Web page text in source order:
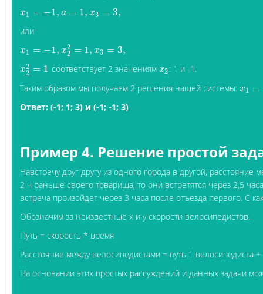
x1 = −1, a = 1, x3 = 3,
x1 −1 ,a=1 x3 =3 ,
или
x1 = −1, x2
2 = 1, x3 = 3,
x1 −1 ,x22=1,x 3= 3,
x2
2 = 1
x22 =1 соответствует 2 значениям x2
x2: 1 и -1.
Таким образом мы получаем 2 решения нашей системы: x1 =
x1 −1
Ответ: (-1; 1; 3) и (-1; -1; 3)
Пример 4. Решение простой
Навстречу друг другу из одного города в другой,
2 ч раньше своего товарища, то они встретятся через 2,5
встреча произойдет через 3 часа после отъезда первого. С
Обозначим за неизвестные x и y скорости велосипедистов.
Путь = скорость * время
Расстояние между велосипедистами = путь 1 велосипедиста
На основании этих простых рассуждений и данных задачи